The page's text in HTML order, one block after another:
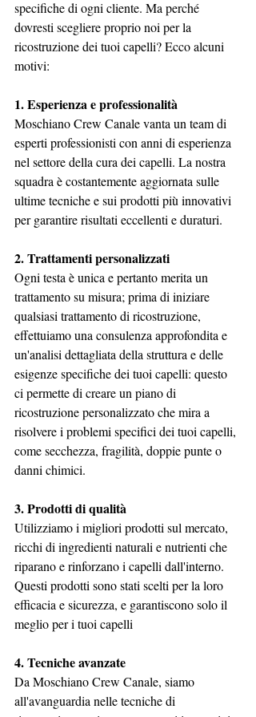
specifiche di ogni cliente. Ma perché
dovresti scegliere proprio noi per la
ricostruzione dei tuoi capelli? Ecco alcuni
motivi:
1. Esperienza e professionalità
Moschiano Crew Canale vanta un team di
esperti professionisti con anni di esperienza
nel settore della cura dei capelli. La nostra
squadra è costantemente aggiornata sulle
ultime tecniche e sui prodotti più innovativi
per garantire risultati eccellenti e duraturi.
2. Trattamenti personalizzati
Ogni testa è unica e pertanto merita un
trattamento su misura; prima di iniziare
qualsiasi trattamento di ricostruzione,
effettuiamo una consulenza approfondita e
un'analisi dettagliata della struttura e delle
esigenze specifiche dei tuoi capelli: questo
ci permette di creare un piano di
ricostruzione personalizzato che mira a
risolvere i problemi specifici dei tuoi capelli,
come secchezza, fragilità, doppie punte o
danni chimici.
3. Prodotti di qualità
Utilizziamo i migliori prodotti sul mercato,
ricchi di ingredienti naturali e nutrienti che
riparano e rinforzano i capelli dall'interno.
Questi prodotti sono stati scelti per la loro
efficacia e sicurezza, e garantiscono solo il
meglio per i tuoi capelli
4. Tecniche avanzate
Da Moschiano Crew Canale, siamo
all'avanguardia nelle tecniche di